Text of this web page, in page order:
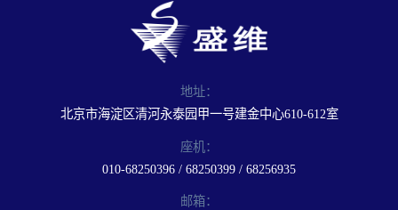
地址：
北京市海淀区清河永泰园甲一号建金中心610-612室
座机：
010-68250396 / 68250399 / 68256935
邮箱：